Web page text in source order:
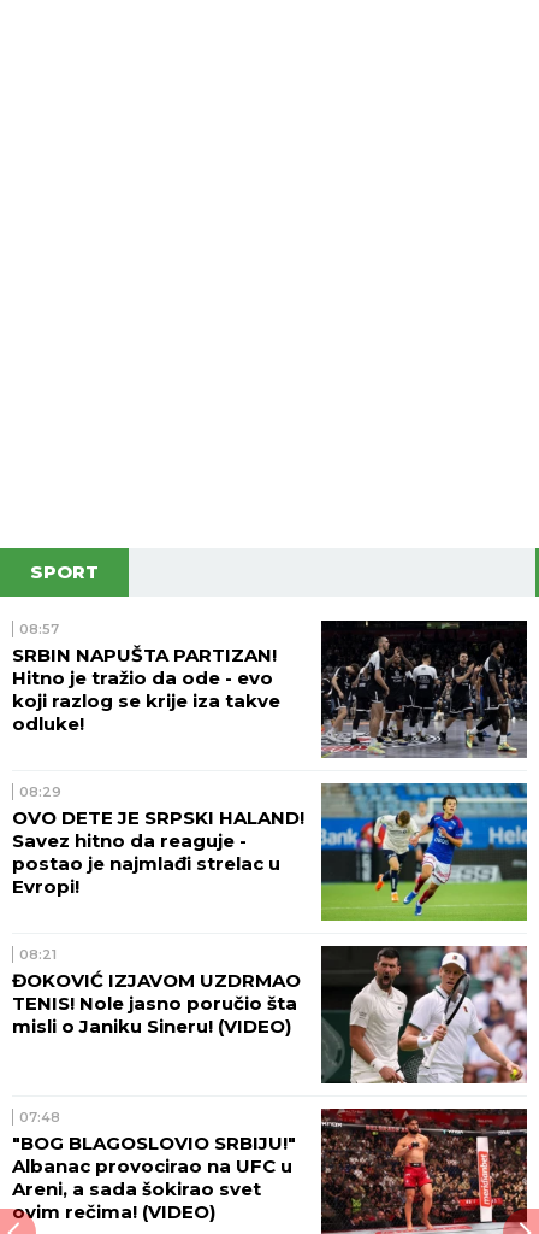
SPORT
08:57
SRBIN NAPUŠTA PARTIZAN!
Hitno je tražio da ode - evo
koji razlog se krije iza takve
odluke!
08:29
OVO DETE JE SRPSKI HALAND!
Savez hitno da reaguje -
postao je najmlađi strelac u
Evropi!
08:21
ĐOKOVIĆ IZJAVOM UZDRMAO
TENIS! Nole jasno poručio šta
misli o Janiku Sineru! (VIDEO)
07:48
"BOG BLAGOSLOVIO SRBIJU!"
Albanac provocirao na UFC u
Areni, a sada šokirao svet
ovim rečima! (VIDEO)